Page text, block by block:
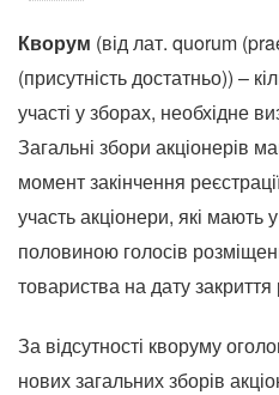
Кворум (від лат. quorum
(присутність достатньо)) –
участі у зборах, необхідне
Загальні збори акціонерів
момент закінчення
участь акціонери, які мають
половиною голосів
товариства на дату закриття
За відсутності кворуму
нових загальних зборів